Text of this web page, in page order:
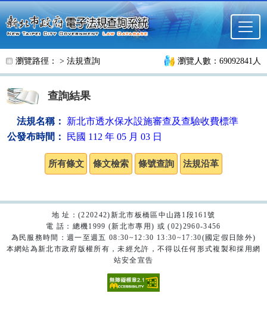
跳至主要內容
瀏覽路徑： > 法規查詢 瀏覽人數：69092841人
查詢結果
法規名稱：
新北市透水保水設施審查及查驗收費標準
公發布時間：
民國 112 年 05 月 03 日
地 址：(220242)新北市板橋區中山路1段161號
電 話：總機1999 (新北市專用) 或 (02)2960-3456
為民服務時間：週一至週五 08:30~12:30 13:30~17:30(國定假日除外)
本網站為新北市政府版權所有，未經允許，不得以任何形式複製和採用網
站安全宣告